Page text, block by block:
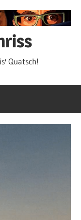
Quatsch!